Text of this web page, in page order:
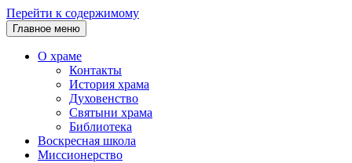
Перейти к содержимому
Главное меню
О храме
Контакты
История храма
Духовенство
Святыни храма
Библиотека
Воскресная школа
Миссионерство